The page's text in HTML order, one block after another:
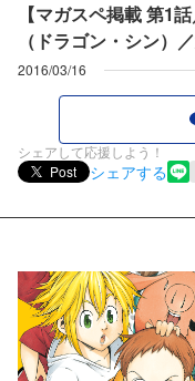
【マガスペ掲載 第1
（ドラゴン・シン）
2016/03/16
シェアして応援しよう！
Post
シェアする